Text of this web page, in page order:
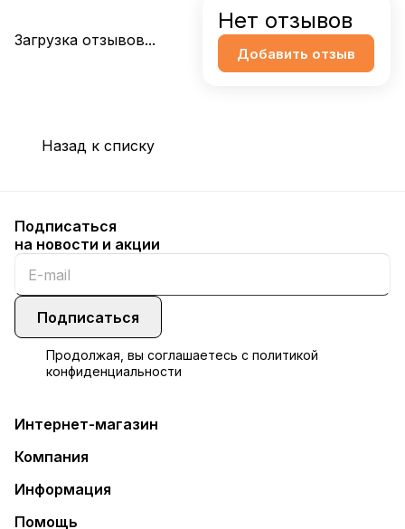
Загрузка отзывов...
Нет отзывов
Добавить отзыв
Назад к списку
Подписаться
на новости и акции
Подписаться
Продолжая, вы соглашаетесь с политикой
конфиденциальности
Интернет-магазин
Компания
Информация
Помощь